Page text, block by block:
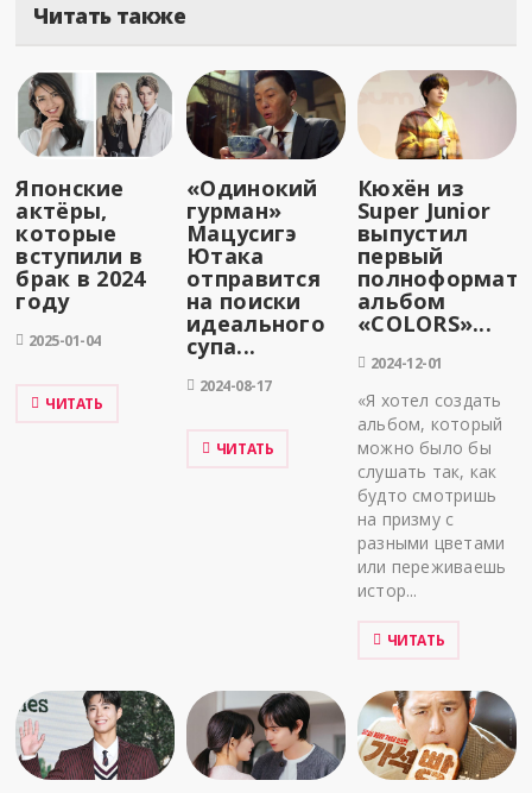
Читать также
Японские
актёры,
которые
вступили в
брак в 2024
году
2025-01-04
ЧИТАТЬ
«Одинокий
гурман»
Мацусигэ
Ютака
отправится
на поиски
идеального
супа...
2024-08-17
ЧИТАТЬ
Кюхён из
Super Junior
выпустил
первый
альбом
«COLORS»...
2024-12-01
«Я хотел создать
альбом, который
можно было бы
слушать так, как
будто смотришь
на призму с
разными цветами
или переживаешь
истор...
ЧИТАТЬ